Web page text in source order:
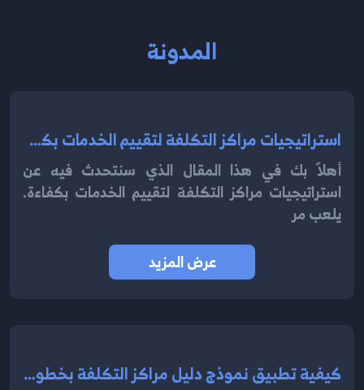
المدونة
استراتيجيات مراكز التكلفة لتقييم الخدمات بكفاءة 2024
أهلاً بك في هذا المقال الذي سنتحدث فيه عن
استراتيجيات مراكز التكلفة لتقييم الخدمات بكفاءة.
يلعب مر
عرض المزيد
كيفية تطبيق نموذج دليل مراكز التكلفة بخطوات بسيطة 2024